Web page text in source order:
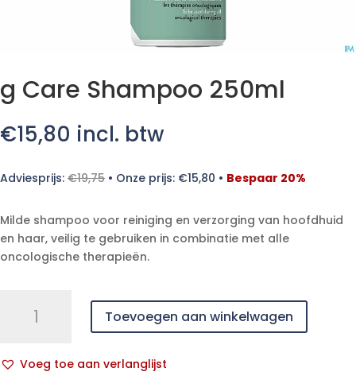
g Care Shampoo 250ml
€15,80 incl. btw
Adviesprijs: €19,75 • Onze prijs: €15,80 • Bespaar 20%
Milde shampoo voor reiniging en verzorging van hoofdhuid
en haar, veilig te gebruiken in combinatie met alle
oncologische therapieën.
aantal
Toevoegen aan winkelwagen
Voeg toe aan verlanglijst